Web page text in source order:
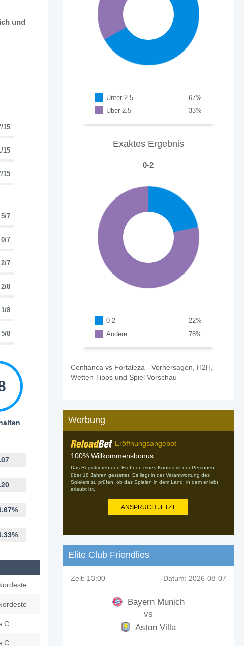
und
15
15
15
5/7
0/7
2/7
2/8
1/8
5/8
C
C
Unter 2.5 %
67
Über 2.5
%
33
Exaktes Ergebnis
0-2
0-2 %
22
Andere
%
78
Confianca vs Fortaleza - Vorhersagen, H2H,
Wetten Tipps und Spiel Vorschau
Werbung
Eröffnungsangebot
100% Willkommensbonus
Das Registrieren und Eröffnen eines Kontos ist nur Personen
über 18 Jahren gestattet. Es liegt in der Verantwortung des
Spielers zu prüfen, ob das Spielen in dem Land, in dem er lebt,
erlaubt ist.
ANSPRUCH JETZT
Elite Club Friendlies
Zeit: 13:00 Datum: 2026-08-07
Bayern Munich
vs
Aston Villa